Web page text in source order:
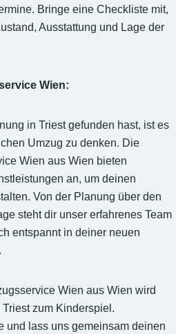
Bringe eine Checkliste mit,
Ausstattung und Lage der
Wien:
in Triest gefunden hast, ist es
Umzug zu denken. Die
Wien aus Wien bieten
an, um deinen
Von der Planung über den
steht dir unser erfahrenes Team
entspannt in deiner neuen
Wien aus Wien wird
zum Kinderspiel.
und lass uns gemeinsam deinen